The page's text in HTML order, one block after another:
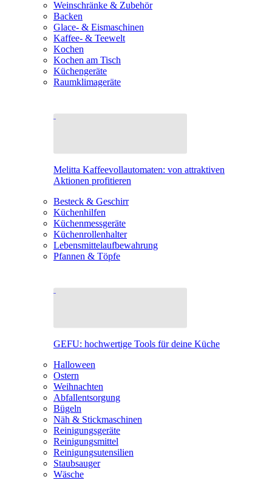
Weinschränke & Zubehör
Backen
Glace- & Eismaschinen
Kaffee- & Teewelt
Kochen
Kochen am Tisch
Küchengeräte
Raumklimageräte
Melitta Kaffeevollautomaten: von attraktiven
Aktionen profitieren
Besteck & Geschirr
Küchenhilfen
Küchenmessgeräte
Küchenrollenhalter
Lebensmittelaufbewahrung
Pfannen & Töpfe
GEFU: hochwertige Tools für deine Küche
Halloween
Ostern
Weihnachten
Abfallentsorgung
Bügeln
Näh & Stickmaschinen
Reinigungsgeräte
Reinigungsmittel
Reinigungsutensilien
Staubsauger
Wäsche